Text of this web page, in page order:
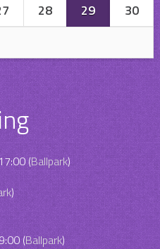
28 29
30
(Ballpark)
)
(Ballpark)